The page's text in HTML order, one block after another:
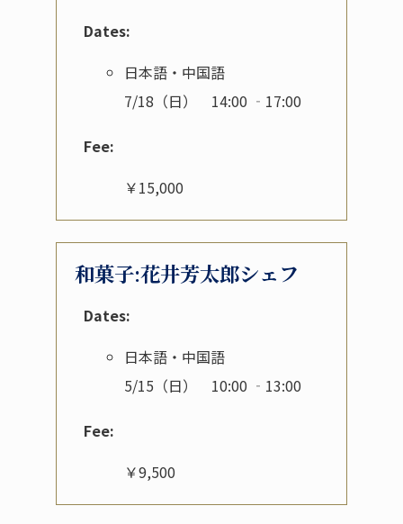
Dates:
日本語・中国語
7/18（日） 14:00 ‐17:00
Fee:
￥15,000
和菓子:花井芳太郎シェフ
Dates:
日本語・中国語
5/15（日） 10:00 ‐13:00
Fee:
￥9,500